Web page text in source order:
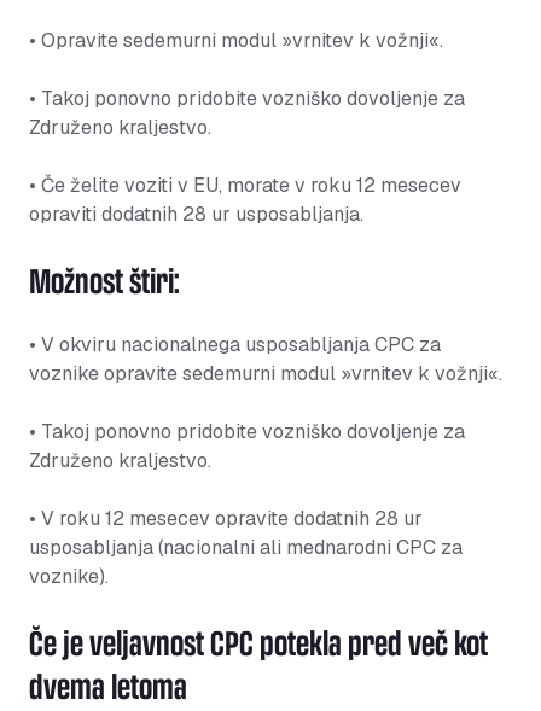
• Opravite sedemurni modul »vrnitev k vožnji«.
• Takoj ponovno pridobite vozniško dovoljenje za
Združeno kraljestvo.
• Če želite voziti v EU, morate v roku 12 mesecev
opraviti dodatnih 28 ur usposabljanja.
Možnost štiri:
• V okviru nacionalnega usposabljanja CPC za
voznike opravite sedemurni modul »vrnitev k vožnji«.
• Takoj ponovno pridobite vozniško dovoljenje za
Združeno kraljestvo.
• V roku 12 mesecev opravite dodatnih 28 ur
usposabljanja (nacionalni ali mednarodni CPC za
voznike).
Če je veljavnost CPC potekla pred več kot
dvema letoma